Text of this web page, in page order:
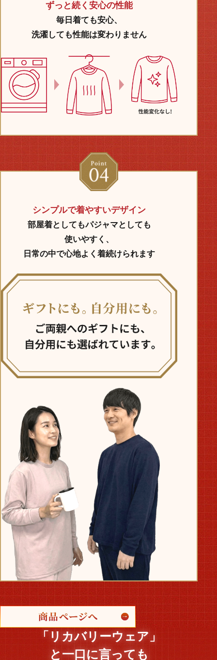
ずっと続く安心の性能
毎日着ても安心、
洗濯しても性能は変わりません
シンプルで着やすいデザイン
部屋着としてもパジャマとしても
使いやすく、
日常の中で心地よく着続けられます
「リカバリーウェア」
と一口に言っても